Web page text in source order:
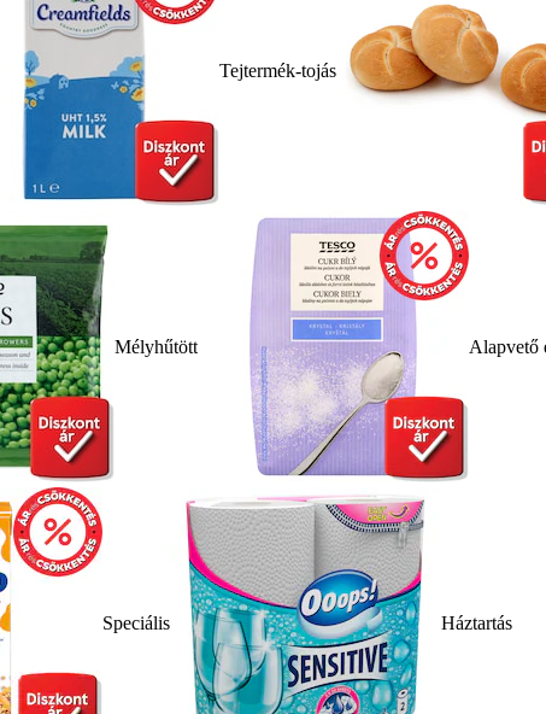
Tejtermék-tojás
Mélyhűtött Alapvető
Speciális Háztartás